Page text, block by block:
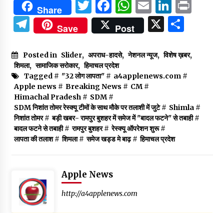
Share Twitter
Facebook
WhatsApp
Email
Telegram
Save Post X
Posted in Slider, अपराध-हादसे, नेशनल न्यूज, विशेष ख़बर,
शिमला, सामाजिक सरोकार, हिमाचल प्रदेश
Tagged # "32 लोग लापता"# a4applenews.com#
Apple news # Breaking News # CM#
Himachal Pradesh# SDM#
SDM निशांत तोमर रेस्क्यू टीमों के साथ मौके पर तलाशी में जुटे# Shimla#
निशांत तोमर# बड़ी खबर- रामपुर बुशहर में समेज में "बादल फटने" से तबाही#
बादल फटने से तबाही# रामपुर बुशहर# रेस्क्यू ऑपरेशन शुरू#
लापता की तलाश# शिमला# समेज खड्ड मे बाढ़# हिमाचल प्रदेश
Apple News
http://a4applenews.com